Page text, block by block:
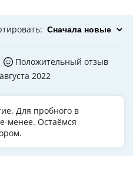
:
2022
Положительный отзыв
Для пробного в
менее. Остаёмся